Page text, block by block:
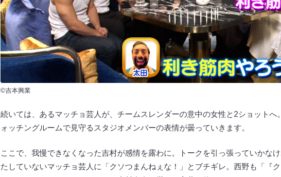
©吉本興業
続いては、あるマッチョ芸人が、チームスレンダーの意中の女性と2ショットへ
ォッチングルームで見守るスタジオメンバーの表情が曇っていきます。
ここで、我慢できなくなった吉村が感情を露わに。トークを引っ張っていかな
たしていないマッチョ芸人に「クソつまんねぇな！」とブチギレ。西野も「『